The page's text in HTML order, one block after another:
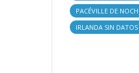
PACÉVILLE DE
IRLANDA SIN